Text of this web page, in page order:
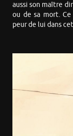
aussi son maître
ou de sa mort. Ce
peur de lui dans